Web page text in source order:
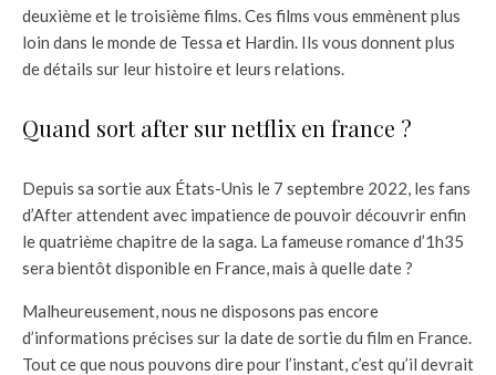
deuxième et le troisième films. Ces films vous emmènent plus
loin dans le monde de Tessa et Hardin. Ils vous donnent plus
de détails sur leur histoire et leurs relations.
Quand sort after sur netflix en france ?
Depuis sa sortie aux États-Unis le 7 septembre 2022, les fans
d’After attendent avec impatience de pouvoir découvrir enfin
le quatrième chapitre de la saga. La fameuse romance d’1h35
sera bientôt disponible en France, mais à quelle date ?
Malheureusement, nous ne disposons pas encore
d’informations précises sur la date de sortie du film en France.
Tout ce que nous pouvons dire pour l’instant, c’est qu’il devrait